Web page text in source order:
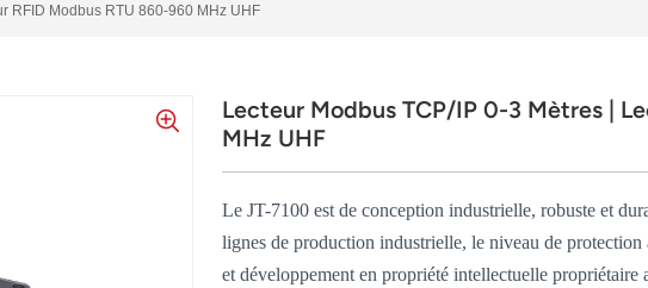
RFID Modbus RTU 860-960 MHz UHF
Lecteur Modbus TCP/IP 0-3 Mètres |
MHz UHF
Le JT-7100 est de conception industrielle, robuste et
lignes de production industrielle, le niveau de
et développement en propriété intellectuelle propriétaire